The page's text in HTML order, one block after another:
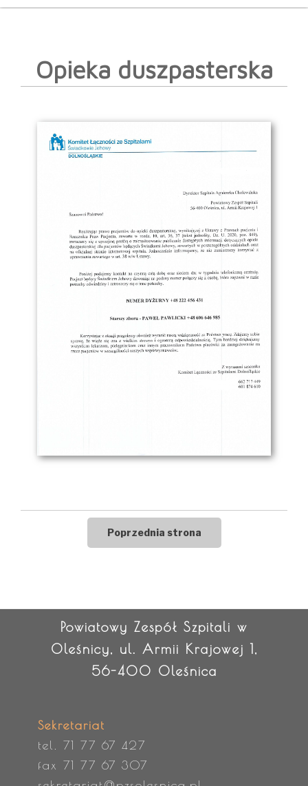
Opieka duszpasterska
Powiatowy Zespół Szpitali w
Oleśnicy, ul. Armii Krajowej 1,
56-400 Oleśnica
Sekretariat
tel. 71 77 67 427
fax 71 77 67 307